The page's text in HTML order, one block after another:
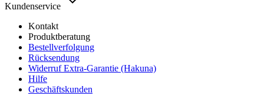
Kundenservice
Kontakt
Produktberatung
Bestellverfolgung
Rücksendung
Widerruf Extra-Garantie (Hakuna)
Hilfe
Geschäftskunden